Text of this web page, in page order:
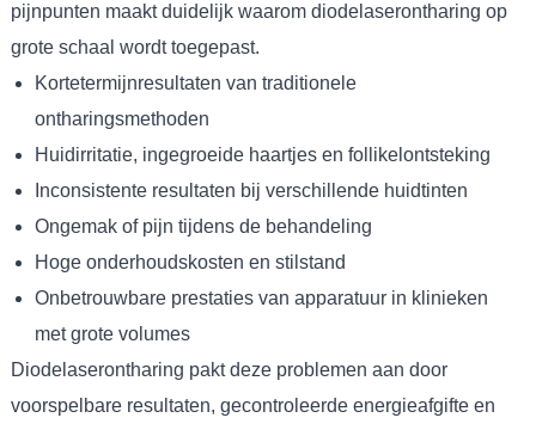
pijnpunten maakt duidelijk waarom diodelaserontharing op
grote schaal wordt toegepast.
Kortetermijnresultaten van traditionele
ontharingsmethoden
Huidirritatie, ingegroeide haartjes en follikelontsteking
Inconsistente resultaten bij verschillende huidtinten
Ongemak of pijn tijdens de behandeling
Hoge onderhoudskosten en stilstand
Onbetrouwbare prestaties van apparatuur in klinieken
met grote volumes
Diodelaserontharing pakt deze problemen aan door
voorspelbare resultaten, gecontroleerde energieafgifte en